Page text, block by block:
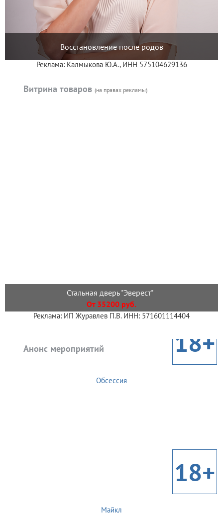
Восстановление после родов
Реклама: Калмыкова Ю.А., ИНН 575104629136
Витрина товаров (на правах рекламы)
Стальная дверь "Эверест"
От 35200 руб.
Реклама: ИП Журавлев П.В. ИНН: 571601114404
Анонс мероприятий 18+
Обсессия
18+
Майкл